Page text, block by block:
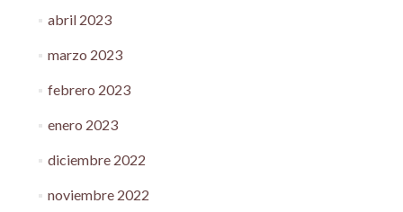
abril 2023
marzo 2023
febrero 2023
enero 2023
diciembre 2022
noviembre 2022